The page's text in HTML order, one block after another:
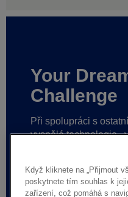
Your
Challenge
Při spolupráci s
vyspělé technologie,
života smělé
Když kliknete na „Přijmout
poskytnete tím souhlas k
zařízení, což pomáhá s